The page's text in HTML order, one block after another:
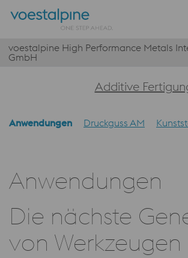
voestalpine High Performance Metals
GmbH
Additive
Anwendungen Druckguss AM
Anwendungen
Die nächste
von Werkzeugen